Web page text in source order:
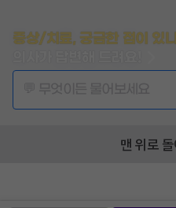
증상/치료, 궁금한 점이 있
맨 위로